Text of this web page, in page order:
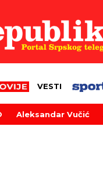
VESTI
Aleksandar Vučić